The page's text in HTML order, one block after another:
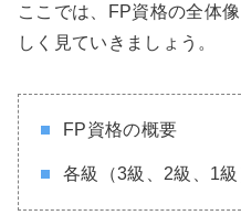
ここでは、FP資格の全体
しく見ていきましょう。
FP資格の概要
各級（3級、2級、1